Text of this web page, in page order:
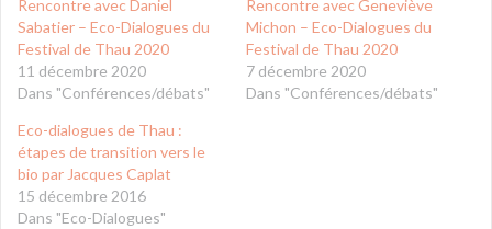
Rencontre avec Daniel
Sabatier – Eco-Dialogues du
Festival de Thau 2020
11 décembre 2020
Dans "Conférences/débats"
Rencontre avec Geneviève
Michon – Eco-Dialogues du
Festival de Thau 2020
7 décembre 2020
Dans "Conférences/débats"
Eco-dialogues de Thau :
étapes de transition vers le
bio par Jacques Caplat
15 décembre 2016
Dans "Eco-Dialogues"